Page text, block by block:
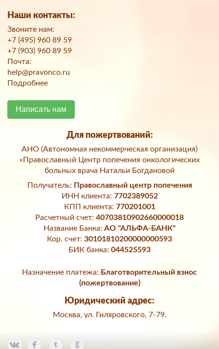
Наши контакты:
Звоните нам:
+7 (495) 960 89 59
+7 (903) 960 89 59
Почта:
help@pravonco.ru
Подробнее
Написать нам
Для пожертвований:
АНО (Автономная некоммерческая организация)
«Православный Центр попечения онкологических
больных врача Натальи Богдановой
Получатель: Православный центр попечения
ИНН клиента: 7702389052
КПП клиента: 770201001
Расчетный счет: 40703810902660000018
Название Банка: АО "АЛЬФА-БАНК"
Кор. счет: 30101810200000000593
БИК банка: 044525593
Назначение платежа: Благотворительный взнос
(пожертвование)
Юридический адрес:
Москва, ул. Гиляровского, 7-79.